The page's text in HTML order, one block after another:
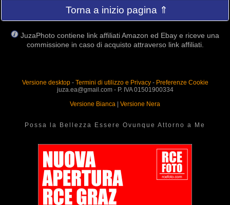
Torna a inizio pagina ⇑
JuzaPhoto contiene link affiliati Amazon ed Ebay e riceve una
commissione in caso di acquisto attraverso link affiliati.
Versione desktop- Termini di utilizzo e Privacy- Preferenze Cookie
juza.ea@gmail.com - P. IVA 01501900334
Versione Bianca
Versione Nera
Possa la Bellezza Essere Ovunque Attorno a Me